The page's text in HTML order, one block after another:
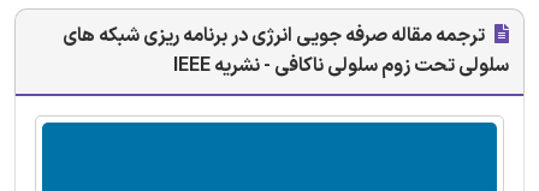
ترجمه مقاله صرفه جویی انرژی در برنامه ریزی شبکه های
سلولی تحت زوم سلولی ناکافی - نشریه IEEE